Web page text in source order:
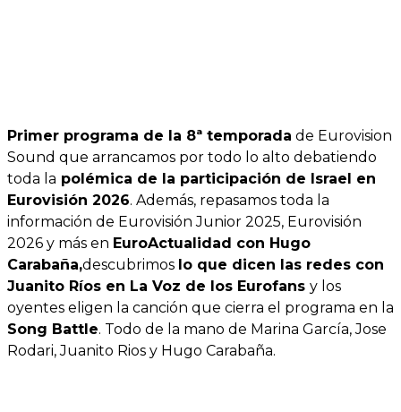
Primer programa de la 8ª temporada de Eurovision
Sound que arrancamos por todo lo alto debatiendo
toda la polémica de la participación de Israel en
Eurovisión 2026. Además, repasamos toda la
información de Eurovisión Junior 2025, Eurovisión
2026 y más en EuroActualidad con Hugo
Carabaña,descubrimos lo que dicen las redes con
Juanito Ríos en La Voz de los Eurofans y los
oyentes eligen la canción que cierra el programa en la
Song Battle. Todo de la mano de Marina García, Jose
Rodari, Juanito Rios y Hugo Carabaña.